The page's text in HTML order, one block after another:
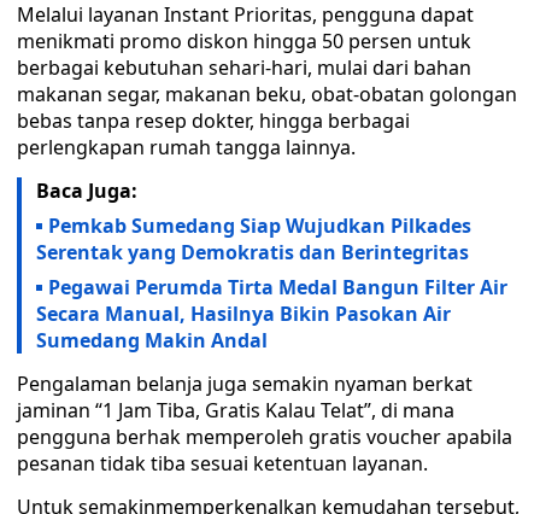
Melalui layanan Instant Prioritas, pengguna dapat
menikmati promo diskon hingga 50 persen untuk
berbagai kebutuhan sehari-hari, mulai dari bahan
makanan segar, makanan beku, obat-obatan golongan
bebas tanpa resep dokter, hingga berbagai
perlengkapan rumah tangga lainnya.
Baca Juga:
Pemkab Sumedang Siap Wujudkan Pilkades
Serentak yang Demokratis dan Berintegritas
Pegawai Perumda Tirta Medal Bangun Filter Air
Secara Manual, Hasilnya Bikin Pasokan Air
Sumedang Makin Andal
Pengalaman belanja juga semakin nyaman berkat
jaminan “1 Jam Tiba, Gratis Kalau Telat”, di mana
pengguna berhak memperoleh gratis voucher apabila
pesanan tidak tiba sesuai ketentuan layanan.
Untuk semakinmemperkenalkan kemudahan tersebut,